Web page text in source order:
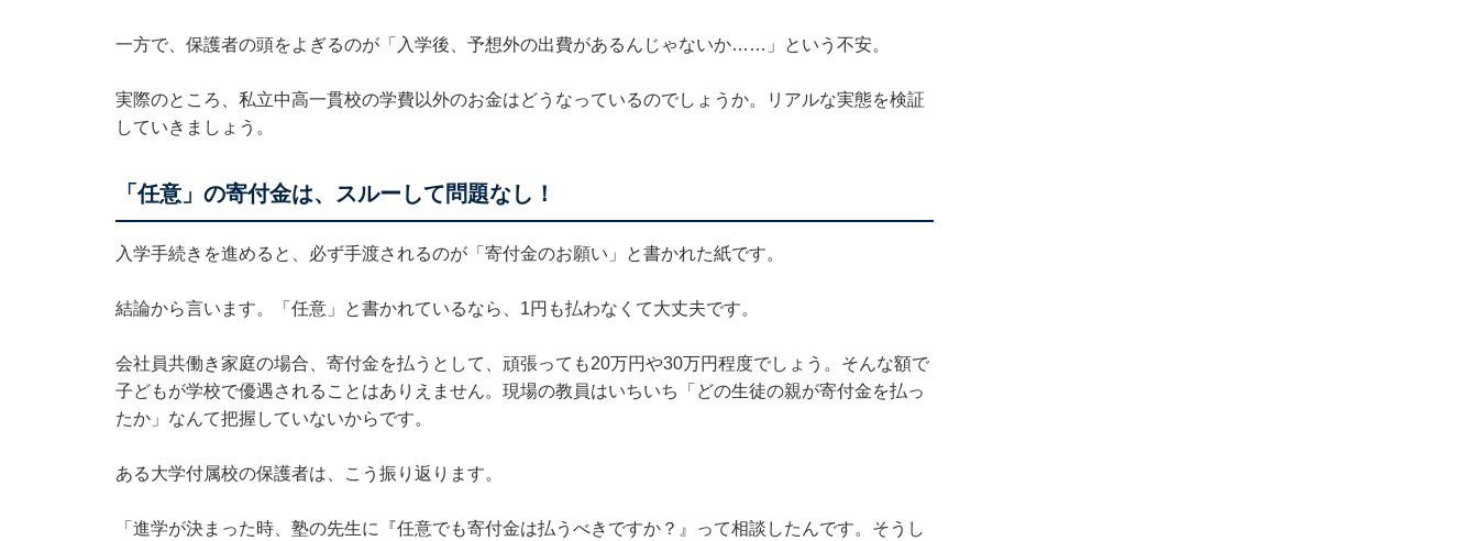
一方で、保護者の頭をよぎるのが「入学後、予想外の出費があるんじゃないか……」という不安。
実際のところ、私立中高一貫校の学費以外のお金はどうなっているのでしょうか。リアルな実態を検証
していきましょう。
「任意」の寄付金は、スルーして問題なし！
入学手続きを進めると、必ず手渡されるのが「寄付金のお願い」と書かれた紙です。
結論から言います。「任意」と書かれているなら、1円も払わなくて大丈夫です。
会社員共働き家庭の場合、寄付金を払うとして、頑張っても20万円や30万円程度でしょう。そんな額で
子どもが学校で優遇されることはありえません。現場の教員はいちいち「どの生徒の親が寄付金を払っ
たか」なんて把握していないからです。
ある大学付属校の保護者は、こう振り返ります。
「進学が決まった時、塾の先生に『任意でも寄付金は払うべきですか？』って相談したんです。そうし